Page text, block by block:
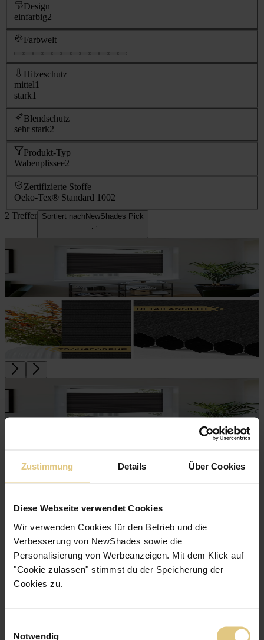
Zustimmung Details Über Cookies
Diese Webseite verwendet Cookies
Wir verwenden Cookies für den Betrieb und die
Verbesserung von NewShades sowie die
Personalisierung von Werbeanzeigen. Mit dem Klick auf
"Cookie zulassen" stimmst du der Speicherung der
Cookies zu.
Notwendig
Design
einfarbig2
Farbwelt
Hitzeschutz
mittel1
stark1
Blendschutz
sehr stark2
Produkt-Typ
Wabenplissee2
Zertifizierte Stoffe
Oeko-Tex® Standard 1002
2 Treffer Sortiert nachNewShades Pick
TOP · Verdunkelnd/Hitzeschutz
Verdunkelungs­plissee Nairobiab
83 €
Jetzt zum Produkt
Wabenplissee mit starkem Hitzeschutz
Verdunkelnd - lässt kein Licht durch